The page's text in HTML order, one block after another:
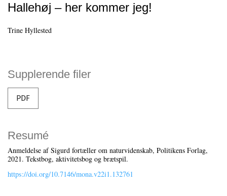
Hallehøj – her kommer jeg!
Trine Hyllested
Supplerende filer
PDF
Resumé
Anmeldelse af Sigurd fortæller om naturvidenskab, Politikens Forlag,
2021. Tekstbog, aktivitetsbog og brætspil.
https://doi.org/10.7146/mona.v22i1.132761